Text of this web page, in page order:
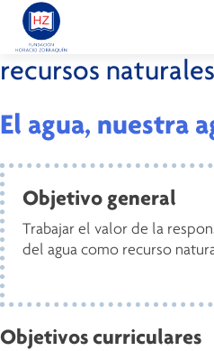
Valor:
recursos naturales
El agua, nuestra
Objetivo general
Trabajar el valor de la
del agua como recurso
Objetivos curriculares